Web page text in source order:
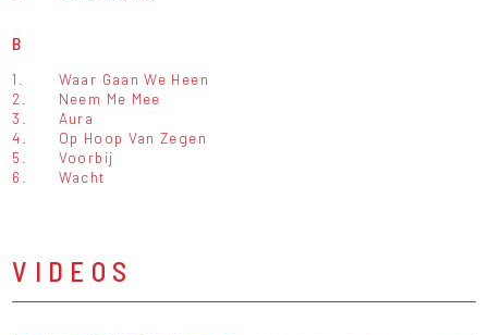
B
1.
Waar Gaan We Heen
2.
Neem Me Mee
3.
Aura
4.
Op Hoop Van Zegen
5.
Voorbij
6.
Wacht
VIDEOS